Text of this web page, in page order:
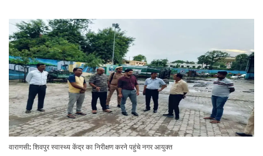
वाराणसी: शिवपुर स्वास्थ्य केंद्र का निरीक्षण करने पहुंचे नगर आयुक्त